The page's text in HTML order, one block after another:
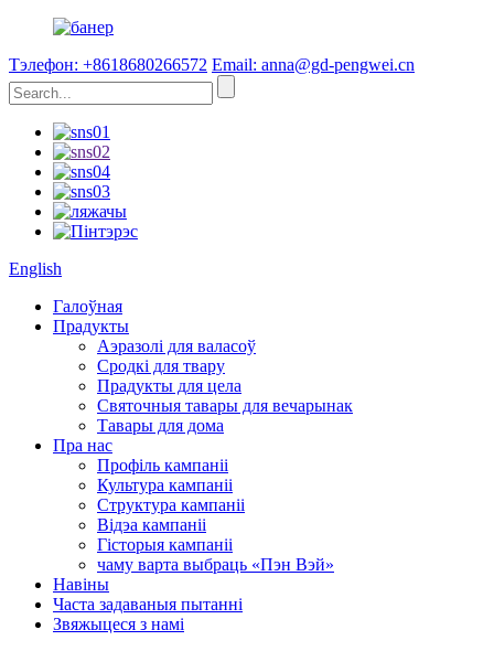
Тэлефон: +8618680266572 Email: anna@gd-pengwei.cn
English
Галоўная
Прадукты
Аэразолі для валасоў
Сродкі для твару
Прадукты для цела
Святочныя тавары для вечарынак
Тавары для дома
Пра нас
Профіль кампаніі
Культура кампаніі
Структура кампаніі
Відэа кампаніі
Гісторыя кампаніі
чаму варта выбраць «Пэн Вэй»
Навіны
Часта задаваныя пытанні
Звяжыцеся з намі